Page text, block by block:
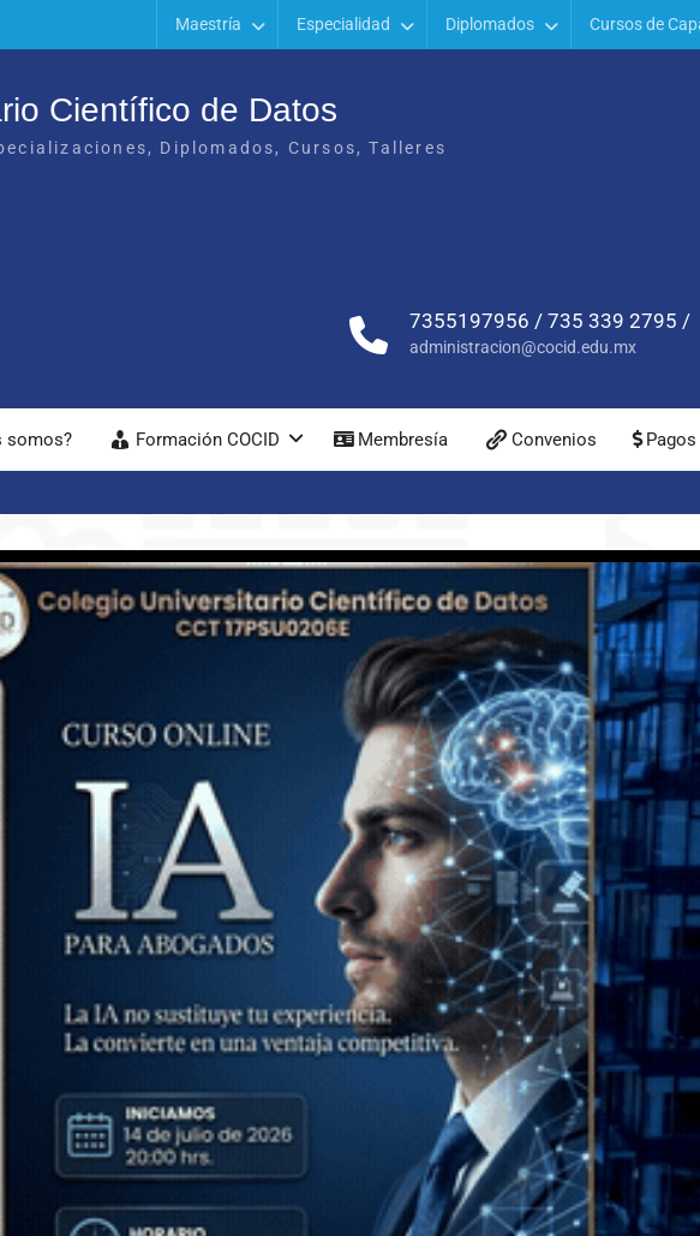
Maestría Especialidad Diplomados Cursos de
Científico de Datos
Diplomados, Cursos, Talleres
7355197956 / 735 339 2795 /
administracion@cocid.edu.mx
somos? Formación COCID Membresía Convenios Pagos